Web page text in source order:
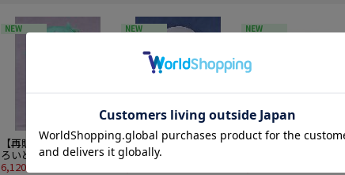
NEW
【再販】OMORI ねんど
ろいど バジル
6,120円
NEW
【再販】Angel Beats! ね
んどろいど 立華かなで
NEW
【再販】ねんどろいど